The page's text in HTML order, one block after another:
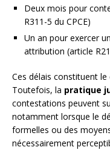
Deux mois pour
R311-5 du CPCE)
Un an pour exercer
attribution (article
Ces délais constituent
Toutefois, la pratique
contestations peuvent
notamment lorsque le
formelles ou des
nécessairement